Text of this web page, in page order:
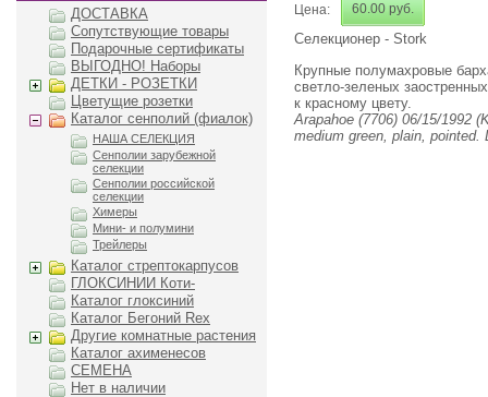
Цена: 60.00 руб.
Селекционер - Stork
Крупные полумахровые
светло-зеленых
к красному цвету.
Arapahoe (7706) 06/15/1992
medium green, plain, pointed.
ДОСТАВКА
Сопутствующие товары
Подарочные сертификаты
ВЫГОДНО! Наборы
ДЕТКИ - РОЗЕТКИ
Цветущие розетки
Каталог сенполий (фиалок)
НАША СЕЛЕКЦИЯ
Сенполии зарубежной
селекции
Сенполии российской
селекции
Химеры
Мини- и полумини
Трейлеры
Каталог стрептокарпусов
ГЛОКСИНИИ Коти-
Каталог глоксиний
Каталог Бегоний Rex
Другие комнатные растения
Каталог ахименесов
СЕМЕНА
Нет в наличии